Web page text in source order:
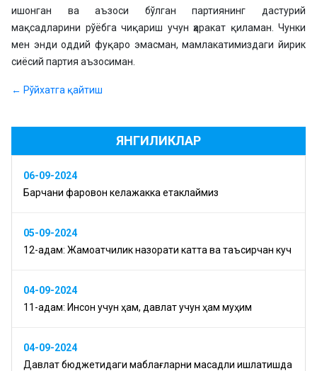
ишонган ва аъзоси бўлган партиянинг дастурий
мақсадларини рўёбга чиқариш учун ҳаракат қиламан. Чунки
мен энди оддий фуқаро эмасман, мамлакатимиздаги йирик
сиёсий партия аъзосиман.
← Рўйхатга қайтиш
ЯНГИЛИКЛАР
06-09-2024
Барчани фаровон келажакка етаклаймиз
05-09-2024
12-қадам: Жамоатчилик назорати катта ва таъсирчан куч
04-09-2024
11-қадам: Инсон учун ҳам, давлат учун ҳам муҳим
04-09-2024
Давлат бюджетидаги маблағларни мақсадли ишлатишда